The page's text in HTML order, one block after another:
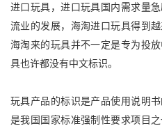
进口玩具，进口玩具国内需求量
流业的发展，海淘进口玩具得到
海淘来的玩具并不一定是专为投
具也许都没有中文标识。
玩具产品的标识是产品使用说明
是我国国家标准强制性要求项目